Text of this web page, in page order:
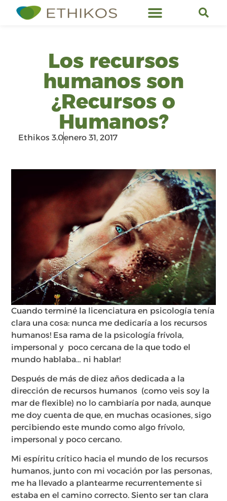
Los recursos
humanos son
¿Recursos o
Humanos?
Ethikos 3.0enero 31, 2017
Cuando terminé la licenciatura en psicología tenía
clara una cosa: nunca me dedicaría a los recursos
humanos! Esa rama de la psicología frívola,
impersonal y poco cercana de la que todo el
mundo hablaba… ni hablar!
Después de más de diez años dedicada a la
dirección de recursos humanos (como veis soy la
mar de flexible) no lo cambiaría por nada, aunque
me doy cuenta de que, en muchas ocasiones, sigo
percibiendo este mundo como algo frívolo,
impersonal y poco cercano.
Mi espíritu crítico hacia el mundo de los recursos
humanos, junto con mi vocación por las personas,
me ha llevado a plantearme recurrentemente si
estaba en el camino correcto. Siento ser tan clara